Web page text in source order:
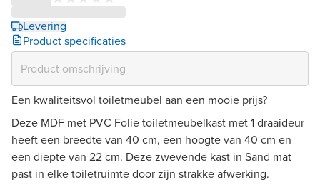
Levering
Product specificaties
Een kwaliteitsvol toiletmeubel aan een mooie prijs?
Deze MDF met PVC Folie toiletmeubelkast met 1 draaideur
heeft een breedte van 40 cm, een hoogte van 40 cm en
een diepte van 22 cm. Deze zwevende kast in Sand mat
past in elke toiletruimte door zijn strakke afwerking.